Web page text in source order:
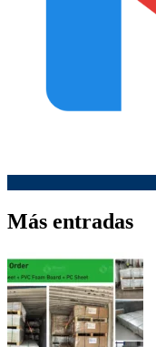
Más entradas